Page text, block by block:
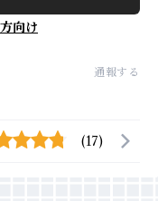
向け
通報する
(17)